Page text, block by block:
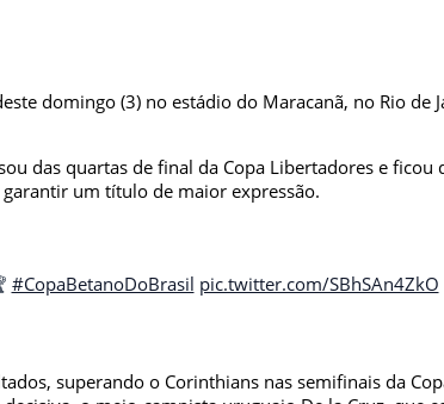
domingo (3) no estádio do Maracanã, no Rio de
das quartas de final da Copa Libertadores e
um título de maior expressão.
#CopaBetanoDoBrasil pic.twitter.com/SBhSAn4ZkO
superando o Corinthians nas semifinais da